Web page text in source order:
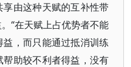
由这种天赋的互补性带
“在天赋上占优势者不能
，而只能通过抵消训练
助较不利者得益，没有